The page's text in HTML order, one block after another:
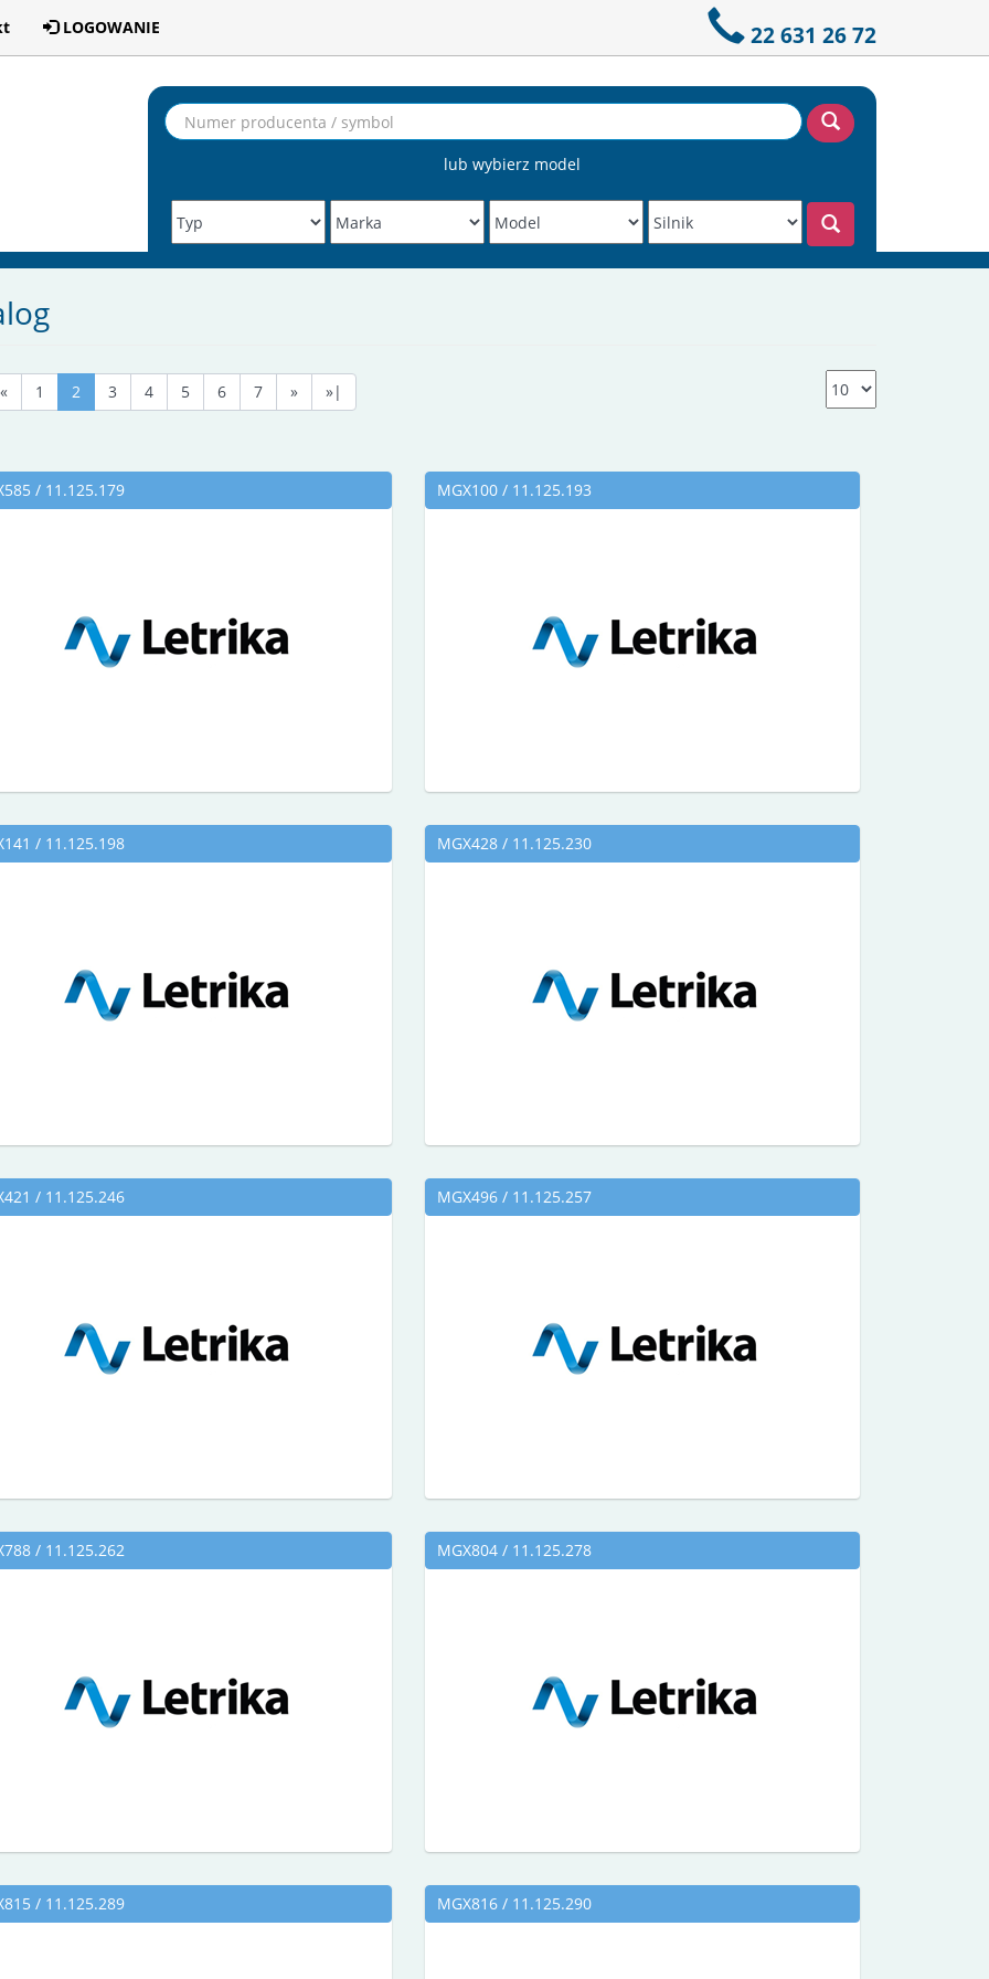
LOGOWANIE 22 631 26 72
lub wybierz model
« 1 2 3 4 5 6 7 » »|
/ 11.125.179 MGX100 / 11.125.193
/ 11.125.198 MGX428 / 11.125.230
/ 11.125.246 MGX496 / 11.125.257
/ 11.125.262 MGX804 / 11.125.278
/ 11.125.289 MGX816 / 11.125.290